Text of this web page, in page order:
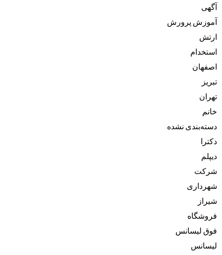
آگهی
آموزش پرورش
ارتش
استخدام
اصفهان
تبریز
تهران
خانم
دسته‌بندی نشده
دکترا
دیپلم
شرکت
شهرداری
شیراز
فروشگاه
فوق لیسانس
لیسانس